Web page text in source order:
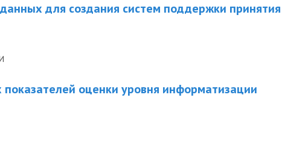
для создания систем поддержки принятия
оценки уровня информатизации